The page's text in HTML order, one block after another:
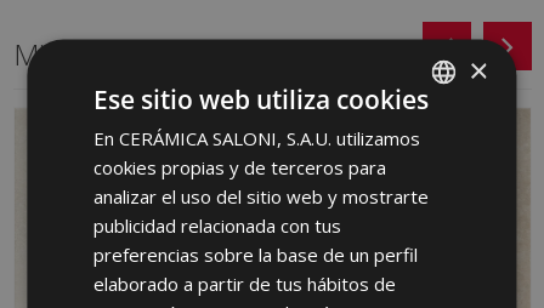
Mismo formato
SPANISH
ENGLISH
GERMAN
×
Ese sitio web utiliza cookies
En CERÁMICA SALONI, S.A.U. utilizamos
cookies propias y de terceros para
analizar el uso del sitio web y mostrarte
publicidad relacionada con tus
preferencias sobre la base de un perfil
elaborado a partir de tus hábitos de